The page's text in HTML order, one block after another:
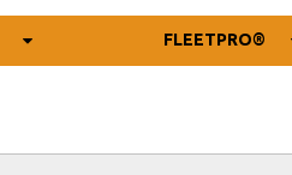
FLEETPRO®